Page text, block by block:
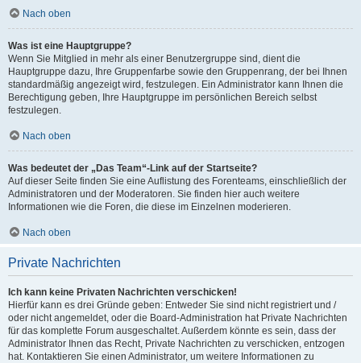
Nach oben
Was ist eine Hauptgruppe?
Wenn Sie Mitglied in mehr als einer Benutzergruppe sind, dient die
Hauptgruppe dazu, Ihre Gruppenfarbe sowie den Gruppenrang, der bei Ihnen
standardmäßig angezeigt wird, festzulegen. Ein Administrator kann Ihnen die
Berechtigung geben, Ihre Hauptgruppe im persönlichen Bereich selbst
festzulegen.
Nach oben
Was bedeutet der „Das Team“-Link auf der Startseite?
Auf dieser Seite finden Sie eine Auflistung des Forenteams, einschließlich der
Administratoren und der Moderatoren. Sie finden hier auch weitere
Informationen wie die Foren, die diese im Einzelnen moderieren.
Nach oben
Private Nachrichten
Ich kann keine Privaten Nachrichten verschicken!
Hierfür kann es drei Gründe geben: Entweder Sie sind nicht registriert und /
oder nicht angemeldet, oder die Board-Administration hat Private Nachrichten
für das komplette Forum ausgeschaltet. Außerdem könnte es sein, dass der
Administrator Ihnen das Recht, Private Nachrichten zu verschicken, entzogen
hat. Kontaktieren Sie einen Administrator, um weitere Informationen zu